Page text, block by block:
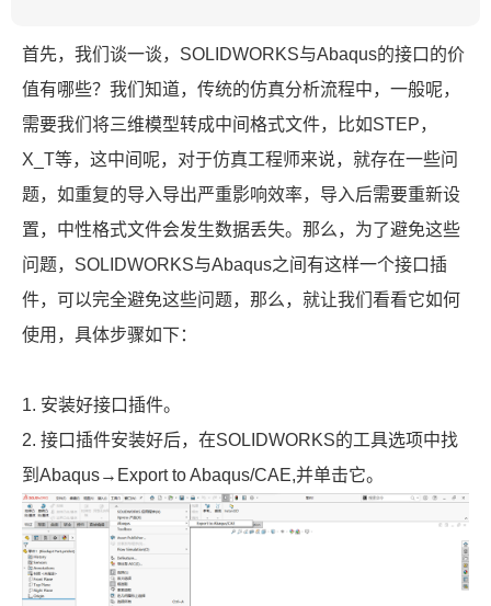
首先，我们谈一谈，SOLIDWORKS与Abaqus的接口的价
值有哪些？我们知道，传统的仿真分析流程中，一般呢，
需要我们将三维模型转成中间格式文件，比如STEP，
X_T等，这中间呢，对于仿真工程师来说，就存在一些问
题，如重复的导入导出严重影响效率，导入后需要重新设
置，中性格式文件会发生数据丢失。那么，为了避免这些
问题，SOLIDWORKS与Abaqus之间有这样一个接口插
件，可以完全避免这些问题，那么，就让我们看看它如何
使用，具体步骤如下：
1. 安装好接口插件。
2. 接口插件安装好后，在SOLIDWORKS的工具选项中找
到Abaqus→Export to Abaqus/CAE,并单击它。